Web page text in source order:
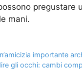
pregustare
mani.
importante
gli occhi: cambi